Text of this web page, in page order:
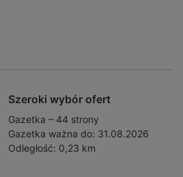
Szeroki wybór ofert
Gazetka – 44 strony
Gazetka ważna do: 31.08.2026
Odległość: 0,23 km